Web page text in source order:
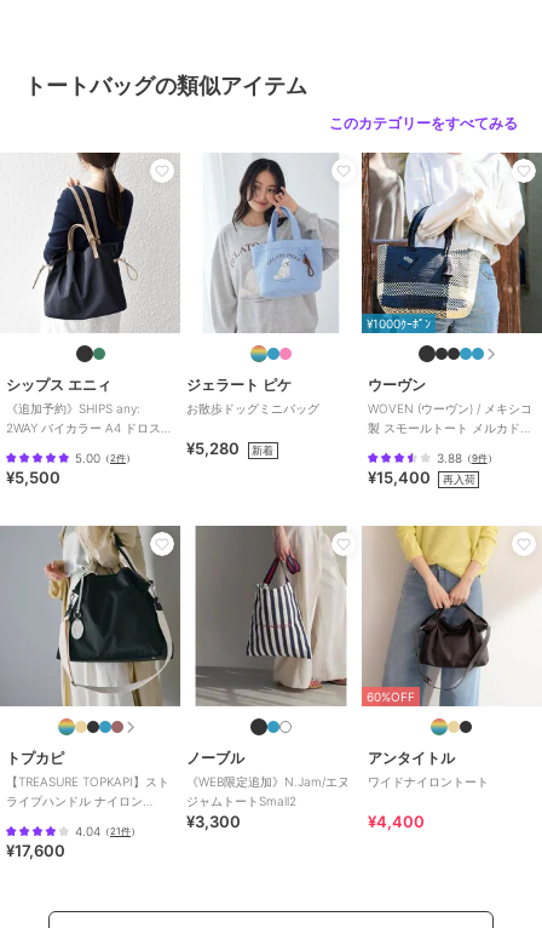
トートバッグの類似アイテム
このカテゴリーをすべてみる
シップス エニィ
《追加予約》SHIPS any:
2WAY バイカラー A4 ドロスト
5.00 （2件）
¥5,500
ジェラート ピケ
お散歩ドッグミニバッグ
¥5,280 新着
¥1000ｸｰﾎﾟﾝ
ウーヴン
WOVEN (ウーヴン) / メキシコ
製 スモールトート メルカドバ
3.88（9件）
¥15,400 再入荷
トプカピ
【TREASURE TOPKAPI】スト
ライプハンドル ナイロン
4.04 （21件）
¥17,600
ノーブル
《WEB限定追加》N.Jam/エヌ
ジャムトートSmall2
¥3,300
60%OFF
アンタイトル
ワイドナイロントート
¥4,400